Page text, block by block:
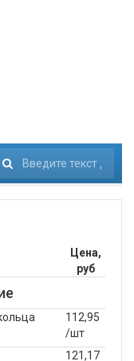
Искать...
Цена,
руб
112,95
/шт
121,17